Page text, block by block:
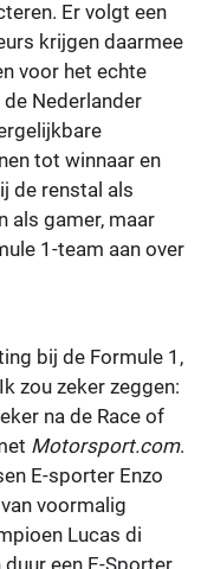
Er volgt een
krijgen daarmee
voor het echte
Nederlander
tot winnaar en
de renstal als
als gamer, maar
1-team aan over
bij de Formule 1,
zou zeker zeggen:
na de Race of
Motorsport.com.
E-sporter Enzo
voormalig
Lucas di
een E-Sporter